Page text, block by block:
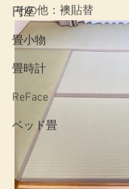
円座
畳小物
畳時計
ReFace
ベッド畳
その他：襖貼替